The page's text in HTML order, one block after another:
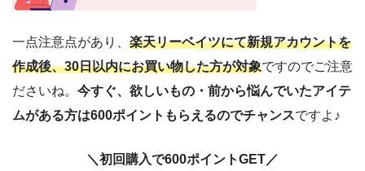
一点注意点があり、 楽天リーベイツにて新規アカウントを
作成後、30日以内にお買い物した方が対象ですのでご注意
ださいね。 今すぐ、欲しいもの・前から悩んでいたアイテ
ムがある方は600ポイントもらえるのでチャンスですよ♪
＼初回購入で600ポイントGET／